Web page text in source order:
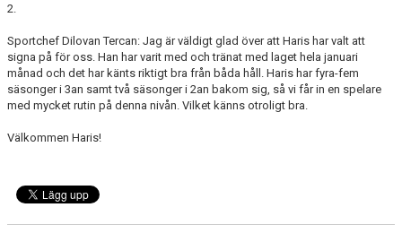
2.
Sportchef Dilovan Tercan: Jag är väldigt glad över att Haris har valt att
signa på för oss. Han har varit med och tränat med laget hela januari
månad och det har känts riktigt bra från båda håll. Haris har fyra-fem
säsonger i 3an samt två säsonger i 2an bakom sig, så vi får in en spelare
med mycket rutin på denna nivån. Vilket känns otroligt bra.
Välkommen Haris!